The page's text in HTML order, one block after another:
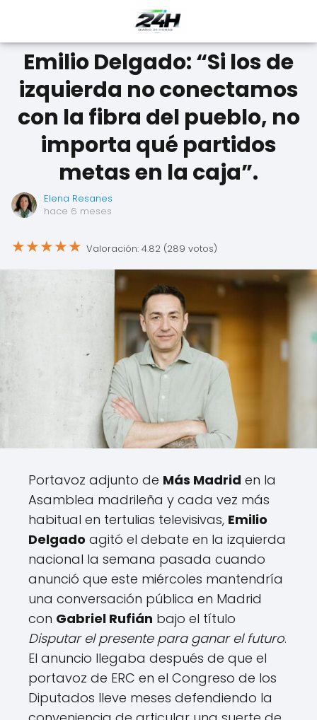
Emilio Delgado: “Si los de
izquierda no conectamos
con la fibra del pueblo, no
importa qué partidos
metas en la caja”.
Elena Resanes
hace 6 meses
★★★★★ Valoración: 4.82 (289 votos)
Portavoz adjunto de Más Madrid en la
Asamblea madrileña y cada vez más
habitual en tertulias televisivas, Emilio
Delgado agitó el debate en la izquierda
nacional la semana pasada cuando
anunció que este miércoles mantendría
una conversación pública en Madrid
con Gabriel Rufián bajo el título
Disputar el presente para ganar el futuro.
El anuncio llegaba después de que el
portavoz de ERC en el Congreso de los
Diputados lleve meses defendiendo la